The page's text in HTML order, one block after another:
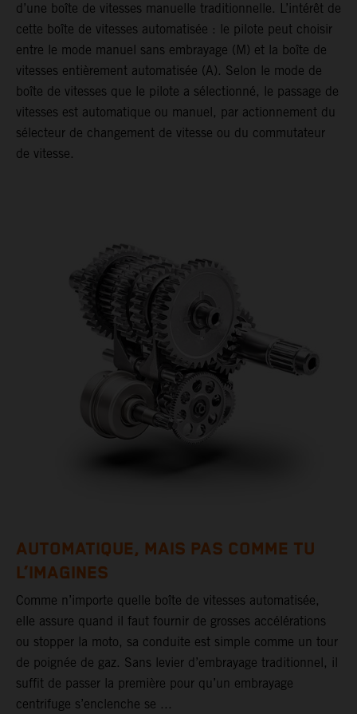
d’une boîte de vitesses manuelle traditionnelle. L’intérêt de
cette boîte de vitesses automatisée : le pilote peut choisir
entre le mode manuel sans embrayage (M) et la boîte de
vitesses entièrement automatisée (A). Selon le mode de
boîte de vitesses que le pilote a sélectionné, le passage de
vitesses est automatique ou manuel, par actionnement du
sélecteur de changement de vitesse ou du commutateur
de vitesse.
AUTOMATIQUE, MAIS PAS COMME TU
L’IMAGINES
Comme n’importe quelle boîte de vitesses automatisée,
elle assure quand il faut fournir de grosses accélérations
ou stopper la moto, sa conduite est simple comme un tour
de poignée de gaz. Sans levier d’embrayage traditionnel, il
suffit de passer la première pour qu’un embrayage
centrifuge s’enclenche se ...